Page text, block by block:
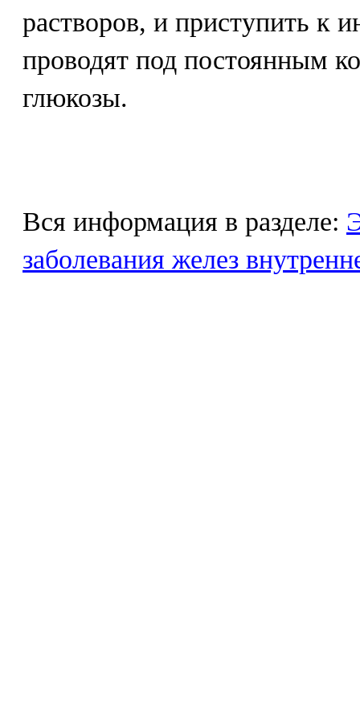
растворов, и приступить к
проводят под постоянным
глюкозы.
Вся информация в разделе:
заболевания желез